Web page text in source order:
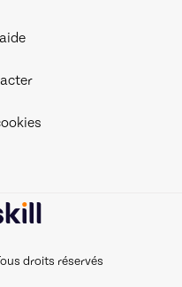
droits réservés